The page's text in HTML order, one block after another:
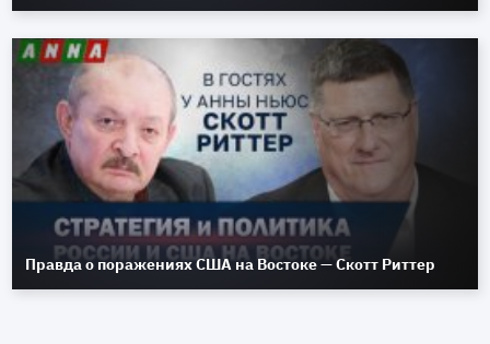
Правда о поражениях США на Востоке — Скотт Риттер